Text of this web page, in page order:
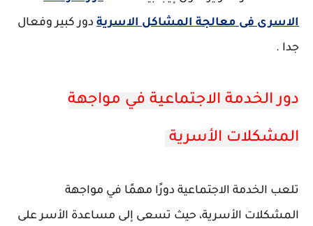
الاسرى فى معالجة المشاكل الاسرية دور كبير وفعال
جدا .
دور الخدمة الاجتماعية في مواجهة
المشكلات الأسرية
تلعب الخدمة الاجتماعية دورًا مهمًا في مواجهة
المشكلات الأسرية، حيث تسعى إلى مساعدة الأسر على